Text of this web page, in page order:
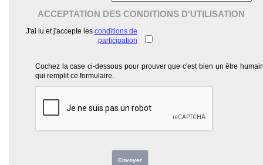
ACCEPTATION DES CONDITIONS D'UTILISATION
J'ai lu et j'accepte les conditions de
participation
Cochez la case ci-dessous pour prouver que c'est bien un être
qui remplit ce formulaire.
Envoyer